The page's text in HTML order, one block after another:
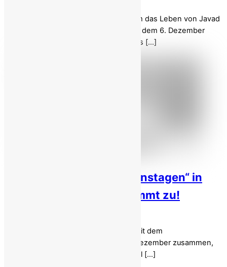
Ein Aufruf zum dringenden Handeln, um das Leben von Javad
Vafaei zu retten Am heutigen Samstag, dem 6. Dezember
2025, verlegten Agenten der Justiz des […]
„Nein zu Hinrichtungsdienstagen“ in
Woche 97, Repression nimmt zu!
Hinrichtungsdienstagen “ im Iran fällt mit dem
bevorstehenden Studententag am 7. Dezember zusammen,
einem Datum, das historisch als Symbol […]